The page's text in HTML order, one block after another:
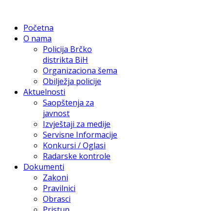
Početna
O nama
Policija Brčko
distrikta BiH
Organizaciona šema
Obilježja policije
Aktuelnosti
Saopštenja za
javnost
Izvještaji za medije
Servisne Informacije
Konkursi / Oglasi
Radarske kontrole
Dokumenti
Zakoni
Pravilnici
Obrasci